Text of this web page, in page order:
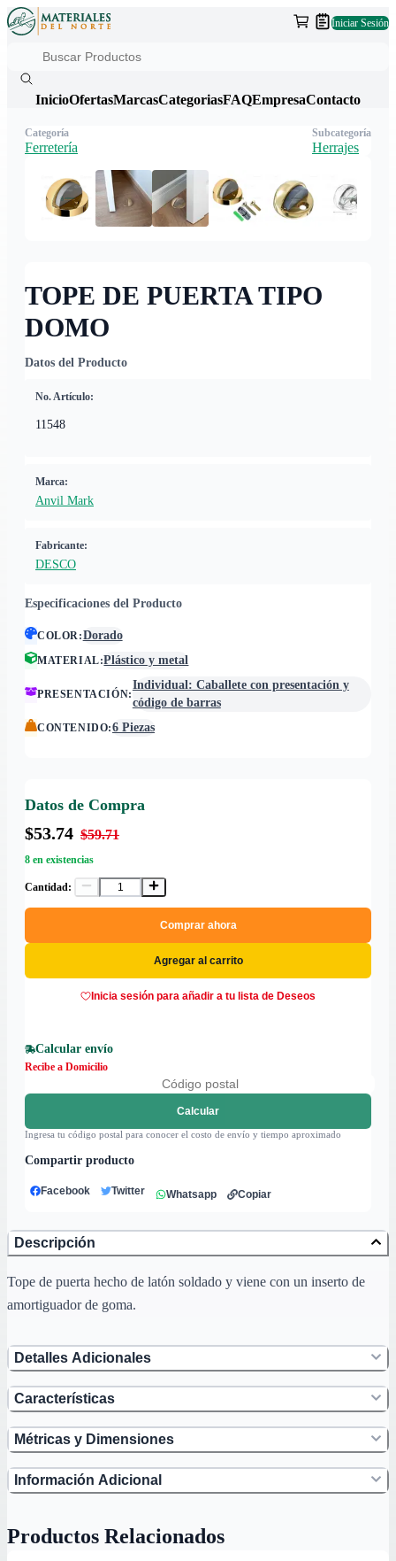
Iniciar Sesión
InicioOfertasMarcasCategoriasFAQEmpresaContacto
TOPE DE PUERTA TIPO
DOMO
Datos del Producto
No. Artículo:
11548
Marca:
Anvil Mark
Fabricante:
DESCO
Especificaciones del Producto
COLOR:Dorado
MATERIAL:Plástico y metal
PRESENTACIÓN:
Individual: Caballete con presentación y
código de barras
CONTENIDO:6 Piezas
Datos de Compra
$53.74 $59.71
8 en existencias
Cantidad:
Comprar ahora
Agregar al carrito
Inicia sesión para añadir a tu lista de Deseos
Calcular envío
Recibe a Domicilio
Calcular
Ingresa tu código postal para conocer el costo de envío y tiempo aproximado
Compartir producto
Facebook Twitter Whatsapp Copiar
Categoría
Ferretería
Subcategoría
Herrajes
Descripción
Tope de puerta hecho de latón soldado y viene con un inserto de
amortiguador de goma.
Detalles Adicionales
Características
Métricas y Dimensiones
Información Adicional
Productos Relacionados